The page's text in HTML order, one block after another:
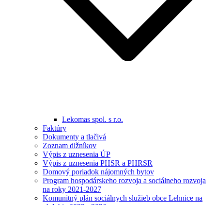
Lekomas spol. s r.o.
Faktúry
Dokumenty a tlačivá
Zoznam dlžníkov
Výpis z uznesenia ÚP
Výpis z uznesenia PHSR a PHRSR
Domový poriadok nájomných bytov
Program hospodárskeho rozvoja a sociálneho rozvoja
na roky 2021-2027
Komunitný plán sociálnych služieb obce Lehnice na